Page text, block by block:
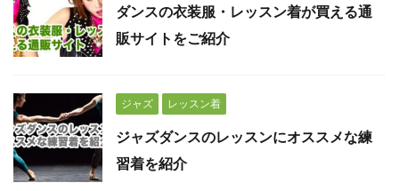
ダンスの衣装服・レッスン着が買える通
販サイトをご紹介
ジャズ レッスン着
ジャズダンスのレッスンにオススメな練
習着を紹介